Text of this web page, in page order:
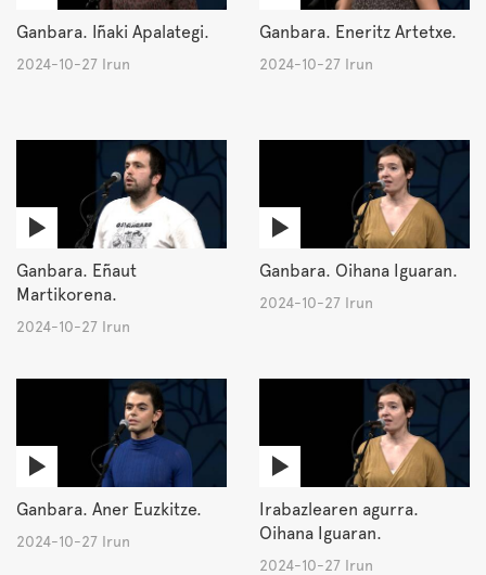
Ganbara. Iñaki Apalategi.
2024-10-27 Irun
Ganbara. Eneritz Artetxe.
2024-10-27 Irun
Ganbara. Eñaut
Martikorena.
2024-10-27 Irun
Ganbara. Oihana Iguaran.
2024-10-27 Irun
Ganbara. Aner Euzkitze.
2024-10-27 Irun
Irabazlearen agurra.
Oihana Iguaran.
2024-10-27 Irun